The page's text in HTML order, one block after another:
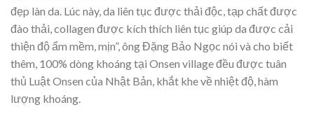
đẹp làn da. Lúc này, da liên tục được thải độc, tạp chất được
đào thải, collagen được kích thích liên tục giúp da được cải
thiện độ ẩm mềm, mịn”, ông Đặng Bảo Ngọc nói và cho biết
thêm, 100% dòng khoáng tại Onsen village đều được tuân
thủ Luật Onsen của Nhật Bản, khắt khe về nhiệt độ, hàm
lượng khoáng.